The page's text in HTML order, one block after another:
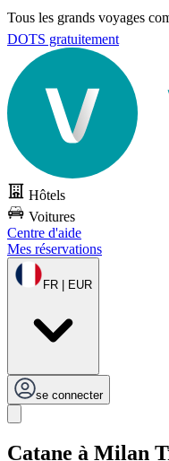
Tous les grands voyages
DOTS gratuitement
Hôtels
Voitures
Centre d'aide
Mes réservations
FR | EUR
se connecter
Catane à Milan